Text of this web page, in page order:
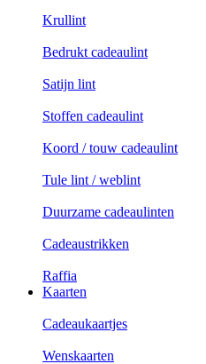
Krullint
Bedrukt cadeaulint
Satijn lint
Stoffen cadeaulint
Koord / touw cadeaulint
Tule lint / weblint
Duurzame cadeaulinten
Cadeaustrikken
Raffia
Kaarten
Cadeaukaartjes
Wenskaarten